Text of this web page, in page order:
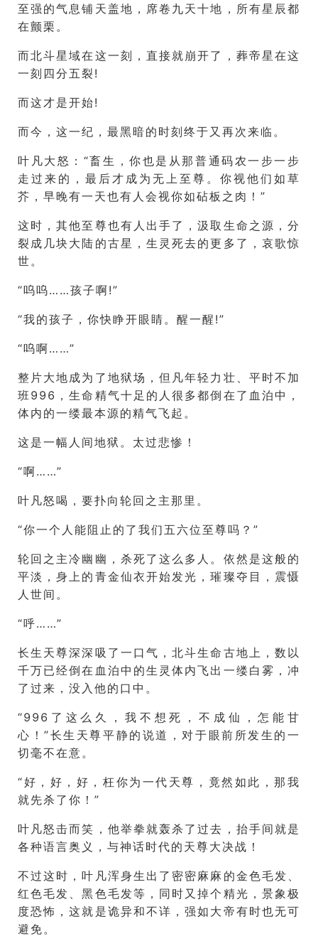
至强的气息铺天盖地，席卷九天十地，所有星辰都
在颤栗。
而北斗星域在这一刻，直接就崩开了，葬帝星在这
一刻四分五裂!
而这才是开始!
而今，这一纪，最黑暗的时刻终于又再次来临。
叶凡大怒：“畜生，你也是从那普通码农一步一步
走过来的，最后才成为无上至尊。你视他们如草
芥，早晚有一天也有人会视你如砧板之肉！”
这时，其他至尊也有人出手了，汲取生命之源，分
裂成几块大陆的古星，生灵死去的更多了，哀歌惊
世。
“呜呜……孩子啊!”
“我的孩子，你快睁开眼睛。醒一醒!”
“呜啊……”
整片大地成为了地狱场，但凡年轻力壮、平时不加
班996，生命精气十足的人很多都倒在了血泊中，
体内的一缕最本源的精气飞起。
这是一幅人间地狱。太过悲惨！
“啊……”
叶凡怒喝，要扑向轮回之主那里。
“你一个人能阻止的了我们五六位至尊吗？”
轮回之主冷幽幽，杀死了这么多人。依然是这般的
平淡，身上的青金仙衣开始发光，璀璨夺目，震慑
人世间。
“呼……”
长生天尊深深吸了一口气，北斗生命古地上，数以
千万已经倒在血泊中的生灵体内飞出一缕白雾，冲
了过来，没入他的口中。
“996了这么久，我不想死，不成仙，怎能甘
心！”长生天尊平静的说道，对于眼前所发生的一
切毫不在意。
“好，好，好，枉你为一代天尊，竟然如此，那我
就先杀了你！”
叶凡怒击而笑，他举拳就轰杀了过去，抬手间就是
各种语言奥义，与神话时代的天尊大决战！
不过这时，叶凡浑身生出了密密麻麻的金色毛发、
红色毛发、黑色毛发等，同时又掉个精光，景象极
度恐怖，这就是诡异和不详，强如大帝有时也无可
避免。